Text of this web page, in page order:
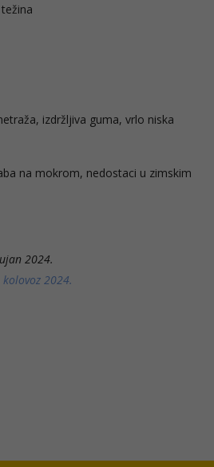
izdržljiva guma, vrlo niska
na mokrom, nedostaci u zimskim
2024.
2024.